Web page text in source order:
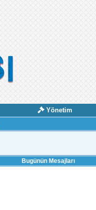
Yönetim
Bugünün Mesajları